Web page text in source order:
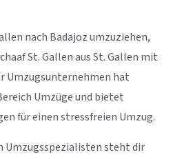
nach Badajoz umzuziehen,
St. Gallen aus St. Gallen mit
Umzugsunternehmen hat
Umzüge und bietet
für einen stressfreien Umzug.
Umzugsspezialisten steht dir